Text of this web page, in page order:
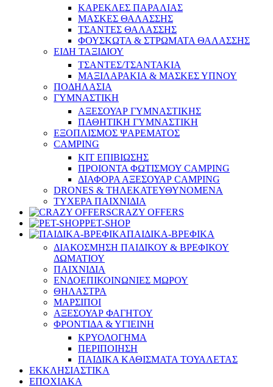
ΚΑΡΕΚΛΕΣ ΠΑΡΑΛΙΑΣ
ΜΑΣΚΕΣ ΘΑΛΑΣΣΗΣ
ΤΣΑΝΤΕΣ ΘΑΛΑΣΣΗΣ
ΦΟΥΣΚΩΤΑ & ΣΤΡΩΜΑΤΑ ΘΑΛΑΣΣΗΣ
ΕΙΔΗ ΤΑΞΙΔΙΟΥ
ΤΣΑΝΤΕΣ/ΤΣΑΝΤΑΚΙΑ
ΜΑΞΙΛΑΡΑΚΙΑ & ΜΑΣΚΕΣ ΥΠΝΟΥ
ΠΟΔΗΛΑΣΙΑ
ΓΥΜΝΑΣΤΙΚΗ
ΑΞΕΣΟΥΑΡ ΓΥΜΝΑΣΤΙΚΗΣ
ΠΑΘΗΤΙΚΗ ΓΥΜΝΑΣΤΙΚΗ
ΕΞΟΠΛΙΣΜΟΣ ΨΑΡΕΜΑΤΟΣ
CAMPING
ΚΙΤ ΕΠΙΒΙΩΣΗΣ
ΠΡΟΙΟΝΤΑ ΦΩΤΙΣΜΟΥ CAMPING
ΔΙΑΦΟΡΑ ΑΞΕΣΟΥΑΡ CAMPING
DRONES & ΤΗΛΕΚΑΤΕΥΘΥΝΟΜΕΝΑ
ΤΥΧΕΡΑ ΠΑΙΧΝΙΔΙΑ
CRAZY OFFERS
PET-SHOP
ΠΑΙΔΙΚΑ-ΒΡΕΦΙΚΑ
ΔΙΑΚΟΣΜΗΣΗ ΠΑΙΔΙΚΟΥ & ΒΡΕΦΙΚΟΥ
ΔΩΜΑΤΙΟΥ
ΠΑΙΧΝΙΔΙΑ
ΕΝΔΟΕΠΙΚΟΙΝΩΝΙΕΣ ΜΩΡΟΥ
ΘΗΛΑΣΤΡΑ
ΜΑΡΣΙΠΟΙ
ΑΞΕΣΟΥΑΡ ΦΑΓΗΤΟΥ
ΦΡΟΝΤΙΔΑ & ΥΓΙΕΙΝΗ
ΚΡΥΟΛΟΓΗΜΑ
ΠΕΡΙΠΟΙΗΣΗ
ΠΑΙΔΙΚΑ ΚΑΘΙΣΜΑΤΑ ΤΟΥΑΛΕΤΑΣ
ΕΚΚΛΗΣΙΑΣΤΙΚΑ
ΕΠΟΧΙΑΚΑ